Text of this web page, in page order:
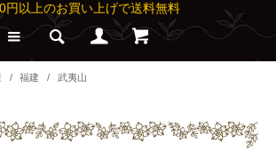
円以上のお買い上げで送料無料
/ 福建 / 武夷山